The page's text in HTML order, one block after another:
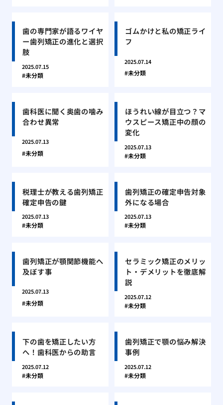
歯の専門家が語るワイヤ
ー歯列矯正の進化と選択
肢
2025.07.15
未分類
ゴムかけと私の矯正ライ
フ
2025.07.14
未分類
歯科医に聞く奥歯の噛み
合わせ異常
2025.07.13
未分類
ほうれい線が目立つ？マ
ウスピース矯正中の顔の
変化
2025.07.13
未分類
税理士が教える歯列矯正
確定申告の鍵
2025.07.13
未分類
歯列矯正の確定申告対象
外になる場合
2025.07.13
未分類
歯列矯正が顎関節機能へ
及ぼす事
2025.07.13
未分類
セラミック矯正のメリッ
ト・デメリットを徹底解
説
2025.07.12
未分類
下の歯を矯正したい方
へ！歯科医からの助言
2025.07.12
未分類
歯列矯正で顎の悩み解決
事例
2025.07.12
未分類